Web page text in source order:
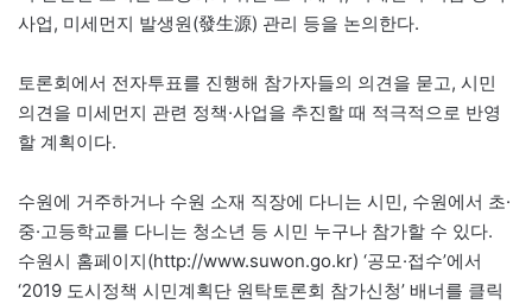
사업, 미세먼지 발생원(發生源) 관리 등을 논의한다.
토론회에서 전자투표를 진행해 참가자들의 의견을 묻고, 시민
의견을 미세먼지 관련 정책·사업을 추진할 때 적극적으로 반영
할 계획이다.
수원에 거주하거나 수원 소재 직장에 다니는 시민, 수원에서 초·
중·고등학교를 다니는 청소년 등 시민 누구나 참가할 수 있다.
수원시 홈페이지(http://www.suwon.go.kr) ‘공모·접수’에서
‘2019 도시정책 시민계획단 원탁토론회 참가신청’ 배너를 클릭